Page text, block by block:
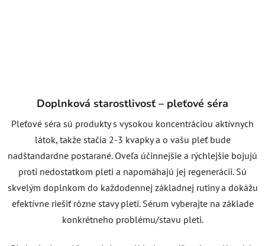
Doplnková starostlivosť – pleťové séra
Pleťové séra sú produkty s vysokou koncentráciou aktívnych
látok, takže stačia 2-3 kvapky a o vašu pleť bude
nadštandardne postarané. Oveľa účinnejšie a rýchlejšie bojujú
proti nedostatkom pleti a napomáhajú jej regenerácii. Sú
skvelým doplnkom do každodennej základnej rutiny a dokážu
efektívne riešiť rôzne stavy pleti. Sérum vyberajte na základe
konkrétneho problému/stavu pleti.